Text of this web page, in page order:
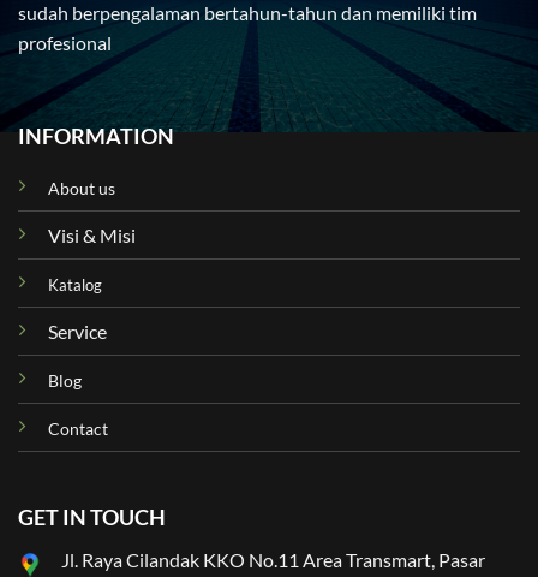
sudah berpengalaman bertahun-tahun dan memiliki tim
profesional
INFORMATION
About us
Visi & Misi
Katalog
Service
Blog
Contact
GET IN TOUCH
Jl. Raya Cilandak KKO No.11 Area Transmart, Pasar